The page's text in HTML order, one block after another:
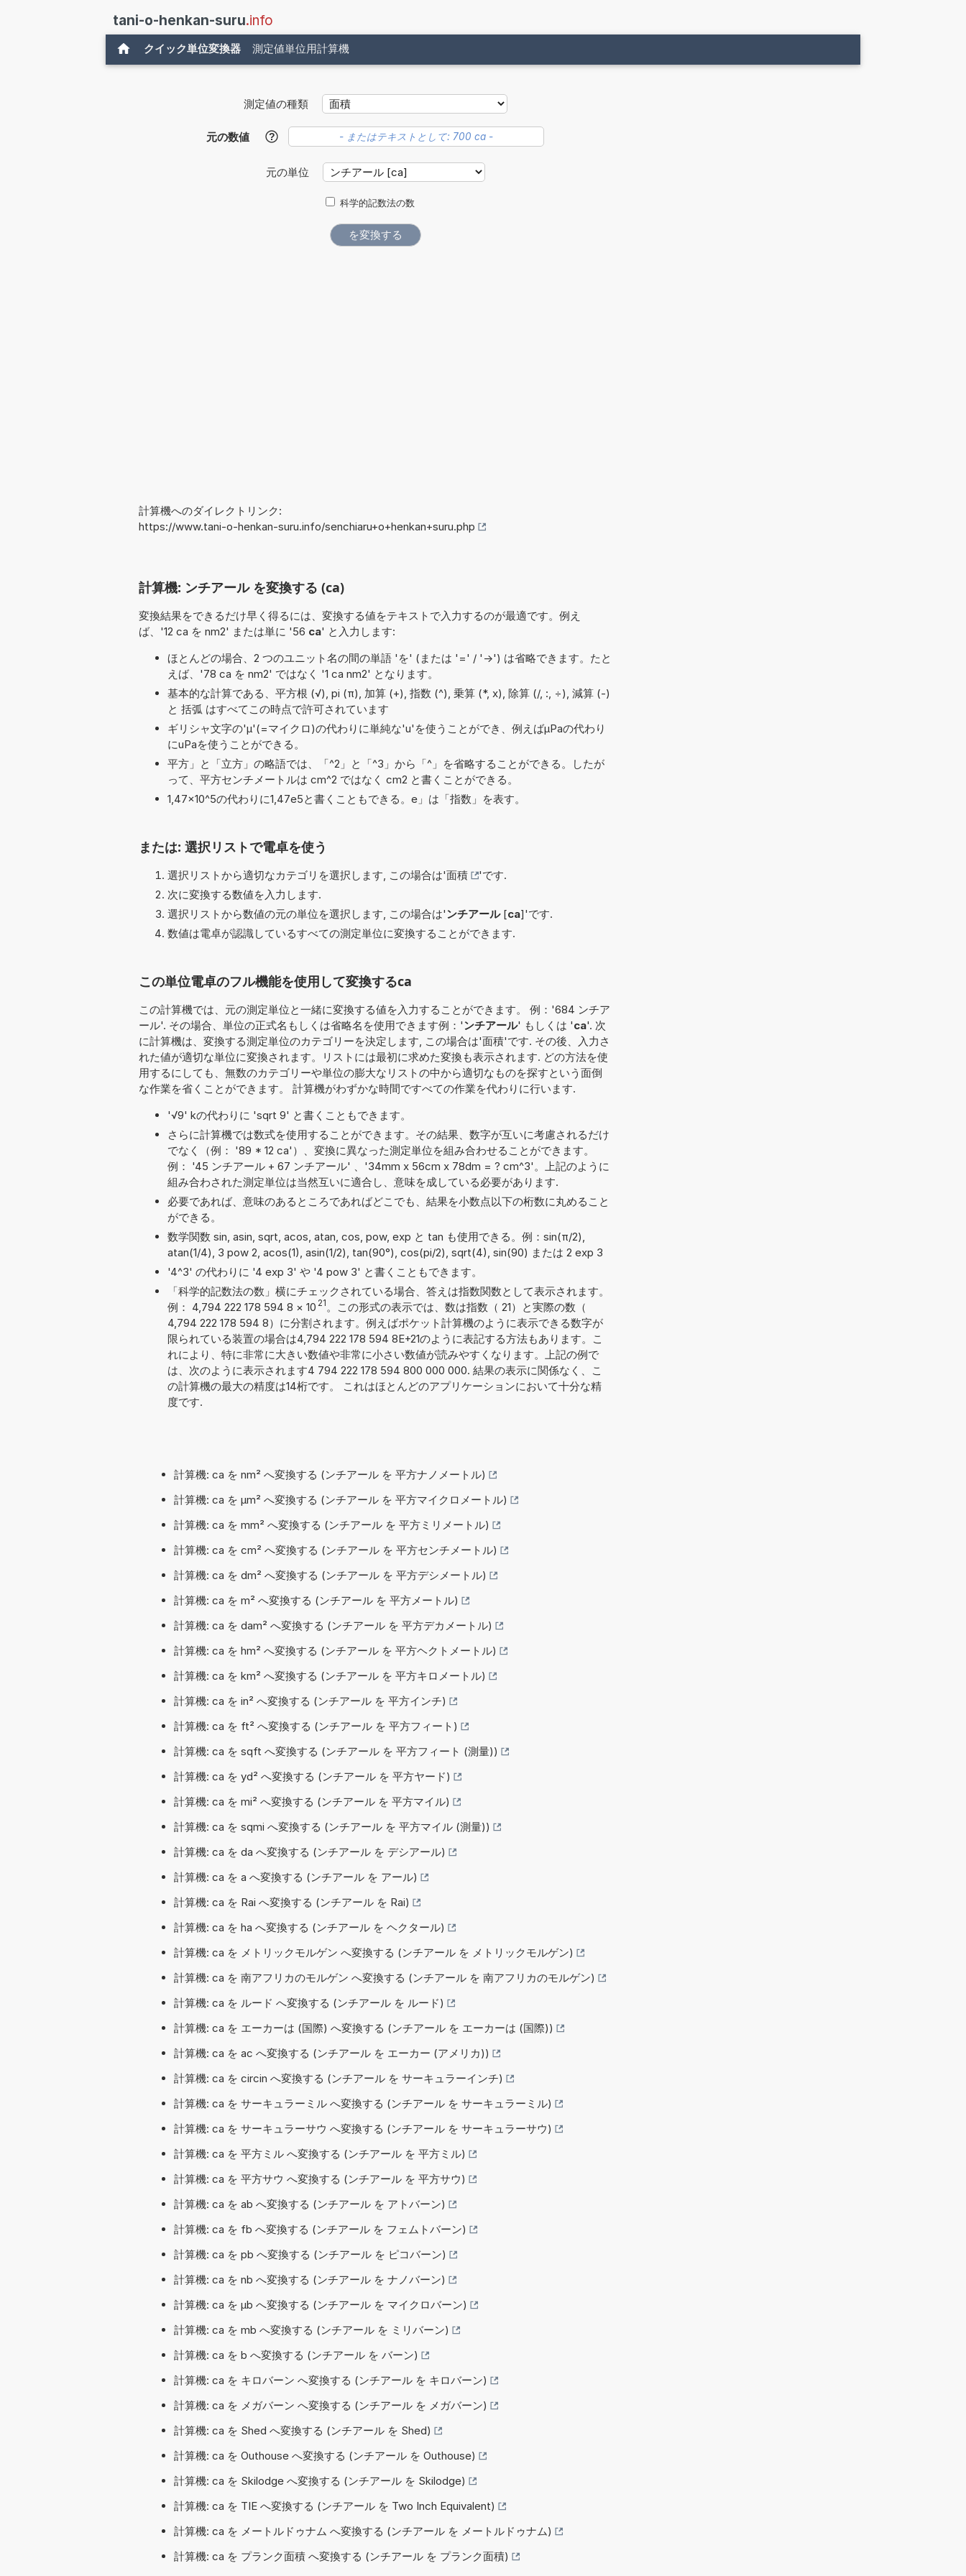
tani-o-henkan-suru.info
クイック単位変換器 測定値単位用計算機
測定値の種類
元の数値 ?
元の単位
科学的記数法の数
計算機へのダイレクトリンク:
https://www.tani-o-henkan-suru.info/senchiaru+o+henkan+suru.php
計算機: ンチアール を変換する (ca)
変換結果をできるだけ早く得るには、変換する値をテキストで入力するのが最適です。例え
ば、'12 ca を nm2' または単に '56 ca' と入力します:
ほとんどの場合、2 つのユニット名の間の単語 'を' (または '=' / '->') は省略できます。たと
えば、'78 ca を nm2' ではなく '1 ca nm2' となります。
基本的な計算である、平方根 (√), pi (π), 加算 (+), 指数 (^), 乗算 (*, x), 除算 (/, :, ÷), 減算 (-)
と 括弧 はすべてこの時点で許可されています
ギリシャ文字の'μ'(=マイクロ)の代わりに単純な'u'を使うことができ、例えばµPaの代わり
にuPaを使うことができる。
平方」と「立方」の略語では、「^2」と「^3」から「^」を省略することができる。したが
って、平方センチメートルは cm^2 ではなく cm2 と書くことができる。
1,47×10^5の代わりに1,47e5と書くこともできる。e」は「指数」を表す。
または: 選択リストで電卓を使う
選択リストから適切なカテゴリを選択します, この場合は'面積
'です.
次に変換する数値を入力します.
選択リストから数値の元の単位を選択します, この場合は'ンチアール[ca]'です.
数値は電卓が認識しているすべての測定単位に変換することができます.
この単位電卓のフル機能を使用して変換するca
この計算機では、元の測定単位と一緒に変換する値を入力することができます。 例：'684 ンチア
ール'. その場合、単位の正式名もしくは省略名を使用できます例：'ンチアール' もしくは 'ca'. 次
に計算機は、変換する測定単位のカテゴリーを決定します, この場合は'面積'です. その後、入力さ
れた値が適切な単位に変換されます。リストには最初に求めた変換も表示されます. どの方法を使
用するにしても、無数のカテゴリーや単位の膨大なリストの中から適切なものを探すという面倒
な作業を省くことができます。 計算機がわずかな時間ですべての作業を代わりに行います.
'√9' kの代わりに 'sqrt 9' と書くこともできます。
さらに計算機では数式を使用することができます。その結果、数字が互いに考慮されるだけ
でなく（例： '89 * 12 ca'）、変換に異なった測定単位を組み合わせることができます。
例： '45 ンチアール + 67 ンチアール' 、'34mm x 56cm x 78dm = ? cm^3'。上記のように
組み合わされた測定単位は当然互いに適合し、意味を成している必要があります.
必要であれば、意味のあるところであればどこでも、結果を小数点以下の桁数に丸めること
ができる。
数学関数 sin, asin, sqrt, acos, atan, cos, pow, exp と tan も使用できる。例：sin(π/2),
atan(1/4), 3 pow 2, acos(1), asin(1/2), tan(90°), cos(pi/2), sqrt(4), sin(90) または 2 exp 3
'4^3' の代わりに '4 exp 3' や '4 pow 3' と書くこともできます。
「科学的記数法の数」横にチェックされている場合、答えは指数関数として表示されます。
例： 4,794 222 178 594 8 × 10 21 。この形式の表示では、数は指数（ 21）と実際の数（
4,794 222 178 594 8）に分割されます。例えばポケット計算機のように表示できる数字が
限られている装置の場合は4,794 222 178 594 8E+21のように表記する方法もあります。こ
れにより、特に非常に大きい数値や非常に小さい数値が読みやすくなります。上記の例で
は、次のように表示されます4 794 222 178 594 800 000 000. 結果の表示に関係なく、こ
の計算機の最大の精度は14桁です。 これはほとんどのアプリケーションにおいて十分な精
度です.
計算機: ca を nm² へ変換する (ンチアール を 平方ナノメートル)
計算機: ca を µm² へ変換する (ンチアール を 平方マイクロメートル)
計算機: ca を mm² へ変換する (ンチアール を 平方ミリメートル)
計算機: ca を cm² へ変換する (ンチアール を 平方センチメートル)
計算機: ca を dm² へ変換する (ンチアール を 平方デシメートル)
計算機: ca を m² へ変換する (ンチアール を 平方メートル)
計算機: ca を dam² へ変換する (ンチアール を 平方デカメートル)
計算機: ca を hm² へ変換する (ンチアール を 平方ヘクトメートル)
計算機: ca を km² へ変換する (ンチアール を 平方キロメートル)
計算機: ca を in² へ変換する (ンチアール を 平方インチ)
計算機: ca を ft² へ変換する (ンチアール を 平方フィート)
計算機: ca を sqft へ変換する (ンチアール を 平方フィート (測量))
計算機: ca を yd² へ変換する (ンチアール を 平方ヤード)
計算機: ca を mi² へ変換する (ンチアール を 平方マイル)
計算機: ca を sqmi へ変換する (ンチアール を 平方マイル (測量))
計算機: ca を da へ変換する (ンチアール を デシアール)
計算機: ca を a へ変換する (ンチアール を アール)
計算機: ca を Rai へ変換する (ンチアール を Rai)
計算機: ca を ha へ変換する (ンチアール を ヘクタール)
計算機: ca を メトリックモルゲン へ変換する (ンチアール を メトリックモルゲン)
計算機: ca を 南アフリカのモルゲン へ変換する (ンチアール を 南アフリカのモルゲン)
計算機: ca を ルード へ変換する (ンチアール を ルード)
計算機: ca を エーカーは (国際) へ変換する (ンチアール を エーカーは (国際))
計算機: ca を ac へ変換する (ンチアール を エーカー (アメリカ))
計算機: ca を circin へ変換する (ンチアール を サーキュラーインチ)
計算機: ca を サーキュラーミル へ変換する (ンチアール を サーキュラーミル)
計算機: ca を サーキュラーサウ へ変換する (ンチアール を サーキュラーサウ)
計算機: ca を 平方ミル へ変換する (ンチアール を 平方ミル)
計算機: ca を 平方サウ へ変換する (ンチアール を 平方サウ)
計算機: ca を ab へ変換する (ンチアール を アトバーン)
計算機: ca を fb へ変換する (ンチアール を フェムトバーン)
計算機: ca を pb へ変換する (ンチアール を ピコバーン)
計算機: ca を nb へ変換する (ンチアール を ナノバーン)
計算機: ca を µb へ変換する (ンチアール を マイクロバーン)
計算機: ca を mb へ変換する (ンチアール を ミリバーン)
計算機: ca を b へ変換する (ンチアール を バーン)
計算機: ca を キロバーン へ変換する (ンチアール を キロバーン)
計算機: ca を メガバーン へ変換する (ンチアール を メガバーン)
計算機: ca を Shed へ変換する (ンチアール を Shed)
計算機: ca を Outhouse へ変換する (ンチアール を Outhouse)
計算機: ca を Skilodge へ変換する (ンチアール を Skilodge)
計算機: ca を TIE へ変換する (ンチアール を Two Inch Equivalent)
計算機: ca を メートルドゥナム へ変換する (ンチアール を メートルドゥナム)
計算機: ca を プランク面積 へ変換する (ンチアール を プランク面積)